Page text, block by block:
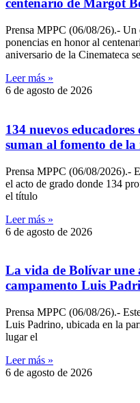
centenario de Margot
Prensa MPPC (06/08/26).-
ponencias en honor al
aniversario de la Cinemateca se
Leer más »
6 de agosto de 2026
134 nuevos
suman al fomento de
Prensa MPPC (06/08/2026).-
el acto de grado donde 134
el título
Leer más »
6 de agosto de 2026
‎La vida de Bolívar une
campamento Luis
‎Prensa MPPC (06/08/26).-
Luis Padrino, ubicada en la
lugar el
Leer más »
6 de agosto de 2026